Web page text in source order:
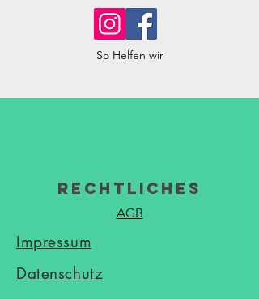
So Helfen wir
Rechtliches
AGB
Impressum
Datenschutz